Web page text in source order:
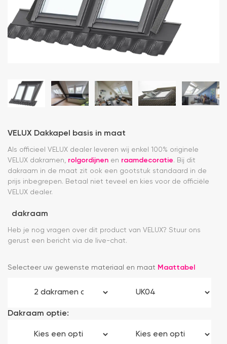
VELUX Dakkapel basis in maat
Als officieel VELUX dealer leveren wij enkel 100% originele
VELUX dakramen, rolgordijnen en raamdecoratie. Bij dit
dakraam in de maat zit ook een gootstuk standaard in de
prijs inbegrepen. Betaal niet teveel en kies voor de officiële
VELUX dealer.
dakraam
Heb je nog vragen over dit product van VELUX? Stuur ons
gerust een bericht via de live-chat.
Selecteer uw gewenste materiaal en maat Maattabel
Dakraam optie: